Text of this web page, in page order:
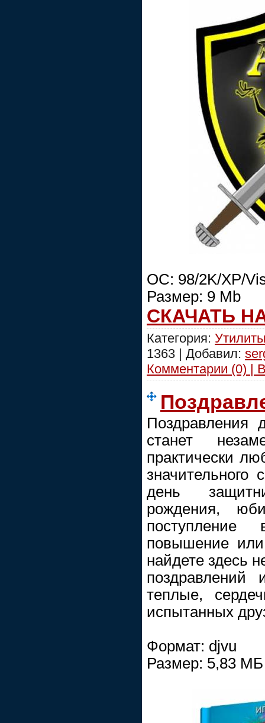
ОС: 98/2K/XP/
Размер: 9 Mb
СКАЧАТЬ
Категория:
1363 | Добавил:
Комментарии (0) |
станет
практически
день
рождения,
поступление
повышение
найдете здесь
поздравлений
теплые,
испытанных
Формат: djvu
Размер: 5,83 МБ